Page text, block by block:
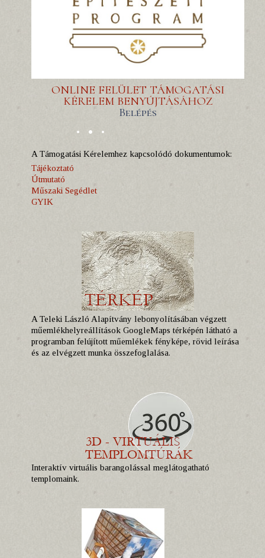
ONLINE FELÜLET TÁMOGATÁSI
KÉRELEM BENYÚJTÁSÁHOZ
Belépés
A Támogatási Kérelemhez kapcsolódó dokumentumok:
Tájékoztató
Útmutató
Műszaki Segédlet
GYIK
A Teleki László Alapítvány lebonyolításában végzett
műemlékhelyreállítások GoogleMaps térképén látható a
programban felújított műemlékek fényképe, rövid leírása
és az elvégzett munka összefoglalása.
Interaktív virtuális barangolással meglátogatható
templomaink.